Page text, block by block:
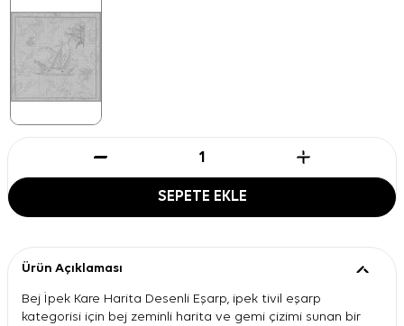
SEPETE EKLE
Ürün Açıklaması
Bej İpek Kare Harita Desenli Eşarp, ipek tivil eşarp
kategorisi için bej zeminli harita ve gemi çizimi sunan bir